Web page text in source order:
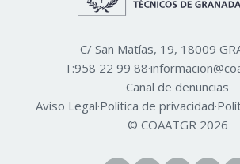
C/ San Matías, 19, 18009
T:958 22 99 88·
Canal de denuncias
Aviso Legal·Política de privacidad·
© COAATGR 2026